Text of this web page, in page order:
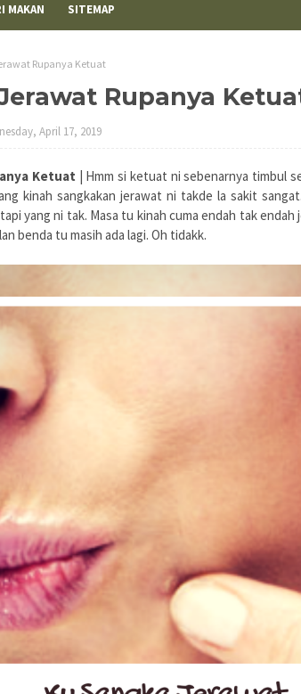
MAKAN SITEMAP
Rupanya Ketuat
Rupanya
April 17, 2019
Ketuat | Hmm si ketuat ni sebenarnya timbul
kinah sangkakan jerawat ni takde la sakit
yang ni tak. Masa tu kinah cuma endah tak endah
benda tu masih ada lagi. Oh tidakk.